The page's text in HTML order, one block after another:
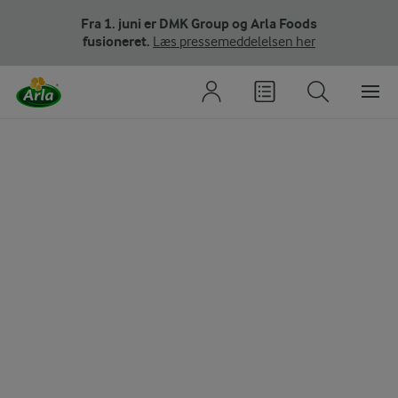
Fra 1. juni er DMK Group og Arla Foods
fusioneret. Læs pressemeddelelsen her